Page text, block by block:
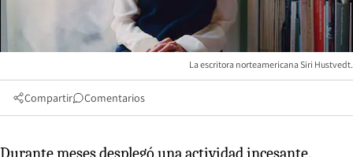
La escritora norteamericana Siri Hustvedt.
Compartir Comentarios
Durante meses desplegó una actividad incesante.